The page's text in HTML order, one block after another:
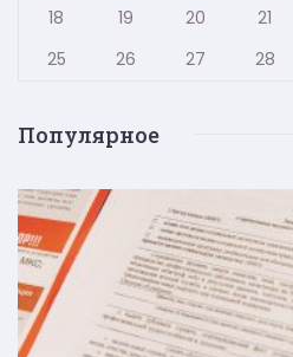
18
19 20 21
25
26 27 28
Популярное